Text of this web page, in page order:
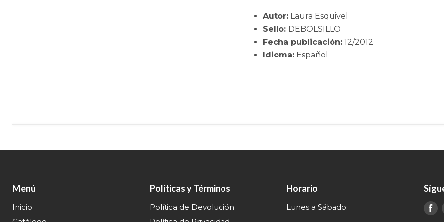
Autor: Laura Esquivel
Sello: DEBOLSILLO
Fecha publicación: 12/2012
Idioma: Español
Menú
Inicio
Políticas y Términos
Política de Devolución
Horario
Lunes a Sábado: